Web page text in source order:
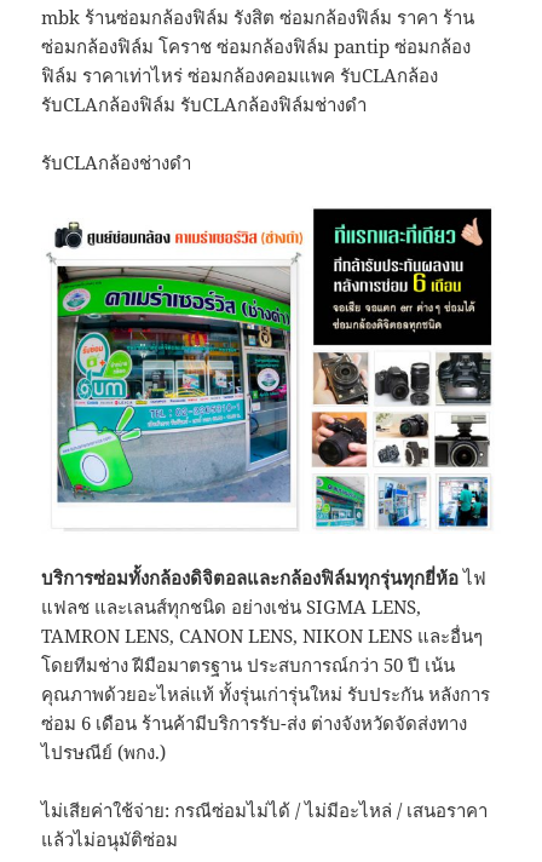
mbk ร้านซ่อมกล้องฟิล์ม รังสิต ซ่อมกล้องฟิล์ม ราคา ร้าน
ซ่อมกล้องฟิล์ม โคราช ซ่อมกล้องฟิล์ม pantip ซ่อมกล้อง
ฟิล์ม ราคาเท่าไหร่ ซ่อมกล้องคอมแพค รับCLAกล้อง
รับCLAกล้องฟิล์ม รับCLAกล้องฟิล์มช่างดำ
รับCLAกล้องช่างดำ
บริการซ่อมทั้งกล้องดิจิตอลและกล้องฟิล์มทุกรุ่นทุกยี่ห้อไฟ
แฟลช และเลนส์ทุกชนิด อย่างเช่น SIGMA LENS,
TAMRON LENS, CANON LENS, NIKON LENS และอื่นๆ
โดยทีมช่าง ฝีมือมาตรฐาน ประสบการณ์กว่า 50 ปี เน้น
คุณภาพด้วยอะไหล่แท้ ทั้งรุ่นเก่ารุ่นใหม่ รับประกัน หลังการ
ซ่อม 6 เดือน ร้านค้ามีบริการรับ-ส่ง ต่างจังหวัดจัดส่งทาง
ไปรษณีย์ (พกง.)
ไม่เสียค่าใช้จ่าย: กรณีซ่อมไม่ได้ / ไม่มีอะไหล่ / เสนอราคา
แล้วไม่อนุมัติซ่อม